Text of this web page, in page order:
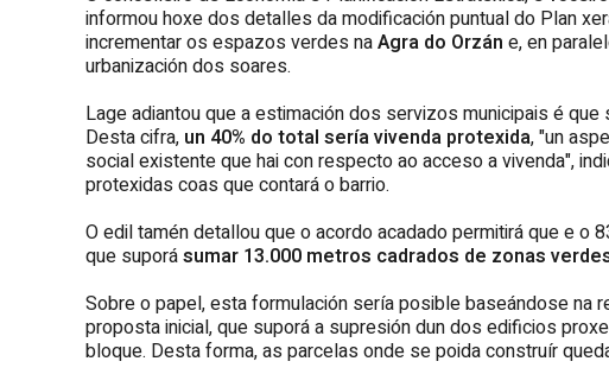
informou hoxe dos detalles da modificación puntual do Plan
incrementar os espazos verdes naAgra do Orzán e, en
urbanización dos soares.
Lage adiantou que a estimación dos servizos municipais é
Desta cifra, un 40% do total sería vivenda protexida, "un
social existente que hai con respecto ao acceso a vivenda",
protexidas coas que contará o barrio.
O edil tamén detallou que o acordo acadado permitirá que e o
que suporásumar 13.000 metros cadrados de zonas
Sobre o papel, esta formulación sería posible baseándose na
proposta inicial, que suporá a supresión dun dos edificios
bloque. Desta forma, as parcelas onde se poida construír